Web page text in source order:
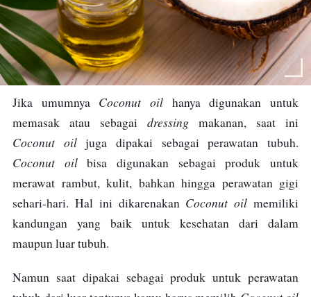
Jika umumnya Coconut oil hanya digunakan untuk
memasak atau sebagai dressing makanan, saat ini
Coconut oiljuga dipakai sebagai perawatan tubuh.
Coconut oilbisa digunakan sebagai produk untuk
merawat rambut, kulit, bahkan hingga perawatan gigi
sehari-hari. Hal ini dikarenakan Coconut oil memiliki
kandungan yang baik untuk kesehatan dari dalam
maupun luar tubuh.
Namun saat dipakai sebagai produk untuk perawatan